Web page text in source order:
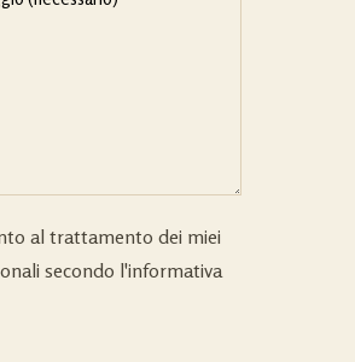
al trattamento dei miei
secondo l'informativa